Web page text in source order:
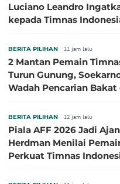
Luciano Leandro
kepada Timnas
BERITA PILIHAN 11 jam lalu
2 Mantan Pemain
Turun Gunung,
Wadah Pencarian Bakat
BERITA PILIHAN 12 jam lalu
Piala AFF 2026 Jadi
Herdman Menilai
Perkuat Timnas